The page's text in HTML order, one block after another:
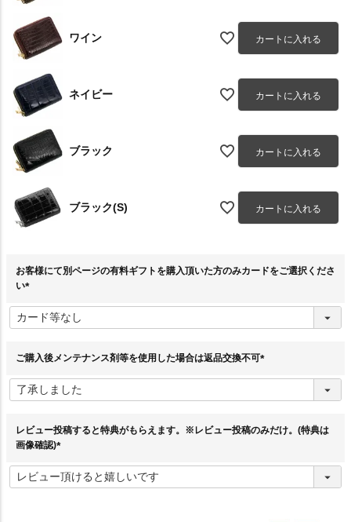
ワイン カートに入れる
ネイビー カートに入れる
ブラック カートに入れる
ブラック(S) カートに入れる
お客様にて別ページの有料ギフトを購入頂いた方のみカードをご選択くださ
い
必
須
ご購入後メンテナンス剤等を使用した場合は返品交換不可
須
レビュー投稿すると特典がもらえます。※レビュー投稿のみだけ。(特典は
画像確認)
必
須